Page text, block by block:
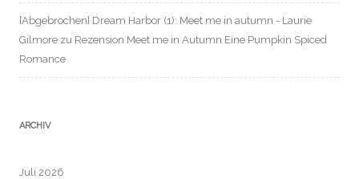
[Abgebrochen] Dream Harbor (1): Meet me in autumn - Laurie
Gilmore zu Rezension Meet me in Autumn Eine Pumpkin Spiced
Romance
ARCHIV
Juli 2026